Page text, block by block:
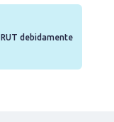
debidamente